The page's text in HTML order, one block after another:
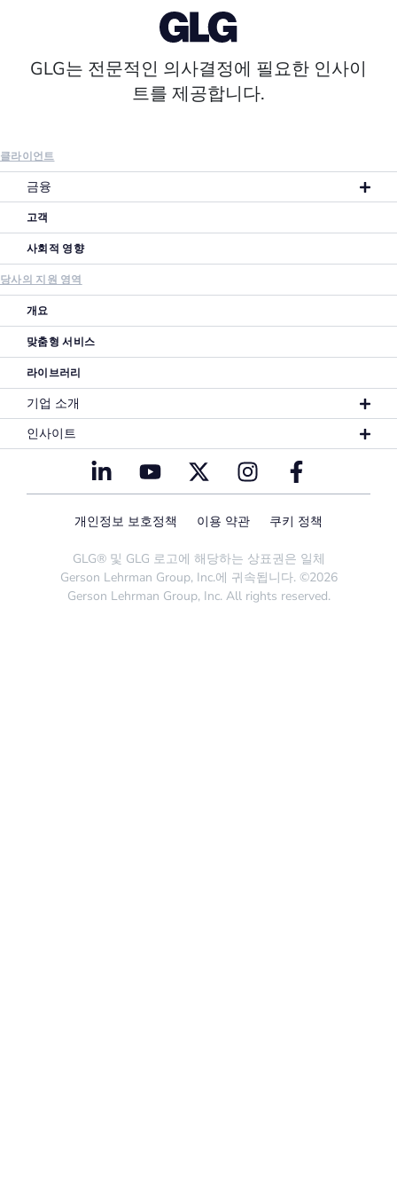
GLG는 전문적인 의사결정에 필요한 인사이
트를 제공합니다.
클라이언트
금융
고객
사회적 영향
당사의 지원 영역
개요
맞춤형 서비스
라이브러리
기업 소개
인사이트
개인정보 보호정책 이용 약관 쿠키 정책
GLG® 및 GLG 로고에 해당하는 상표권은 일체
Gerson Lehrman Group, Inc.에 귀속됩니다. ©2026
Gerson Lehrman Group, Inc. All rights reserved.